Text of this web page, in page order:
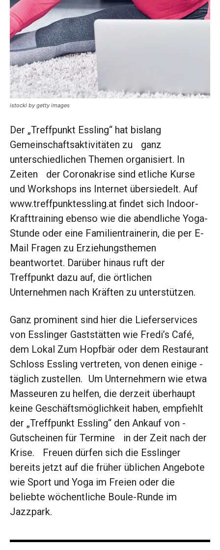
istockl by getty images
Der „Treffpunkt ­Essling“ hat bislang
Gemeinschafts­aktivitäten zu ganz
unterschiedlichen Themen organisiert. In
Zeiten der ­Coronakrise sind etliche Kurse
und Workshops ins ­Internet übersiedelt. Auf
www.treffpunktessling.at findet sich Indoor-
Krafttraining ebenso wie die abendliche ­Yoga-
Stunde oder eine Fami­lientrainerin, die per E-
Mail Fragen zu Erziehungsthemen
beantwortet. Darüber hinaus ruft der
Treffpunkt dazu auf, die örtlichen
Unternehmen nach Kräften zu unterstützen.
Ganz prominent sind hier die Lieferservices
von Esslinger Gaststätten wie Fredi’s Café,
dem Lokal Zum Hopfbär oder dem ­Restaurant
Schloss Essling ver­treten, von denen ­einige ­
täglich zustellen. Um Unternehmern wie etwa
Masseuren zu helfen, die ­derzeit überhaupt
keine ­Geschäftsmöglichkeit haben, empfiehlt
der „Treffpunkt ­Essling“ den Ankauf von ­
Gutscheinen für Termine in der Zeit nach der
Krise. Freuen dürfen sich die Esslinger
bereits jetzt auf die früher üblichen Angebote
wie Sport und Yoga im Freien oder die
beliebte wöchentliche Boule-Runde im
Jazzpark.